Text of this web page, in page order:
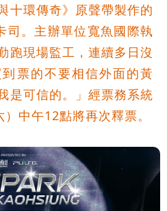
十環傳奇》原聲帶製作的
司。主辦單位寬魚國際執
跑現場監工，連續多日沒
票的不要相信外面的黃
是可信的。」經票務系統
中午12點將再次釋票。